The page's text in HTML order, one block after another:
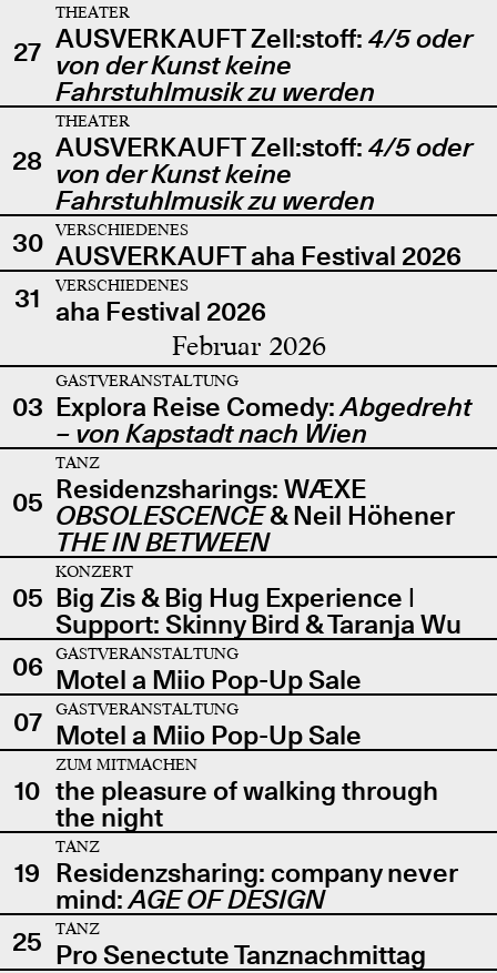
27
THEATER
AUSVERKAUFT Zell:stoff: 4/5 oder
von der Kunst keine
Fahrstuhlmusik zu werden
28
THEATER
AUSVERKAUFT Zell:stoff: 4/5 oder
von der Kunst keine
Fahrstuhlmusik zu werden
30
VERSCHIEDENES
AUSVERKAUFT aha Festival 2026
31
VERSCHIEDENES
aha Festival 2026
Februar 2026
03
GASTVERANSTALTUNG
Explora Reise Comedy:Abgedreht
– von Kapstadt nach Wien
05
TANZ
Residenzsharings: WÆXE
OBSOLESCENCE& Neil Höhener
THE IN BETWEEN
05
KONZERT
Big Zis & Big Hug Experience |
Support: Skinny Bird & Taranja Wu
06
GASTVERANSTALTUNG
Motel a Miio Pop-Up Sale
07
GASTVERANSTALTUNG
Motel a Miio Pop-Up Sale
10
ZUM MITMACHEN
the pleasure of walking through
the night
19
TANZ
Residenzsharing: company never
mind:AGE OF DESIGN
25
TANZ
Pro Senectute Tanznachmittag